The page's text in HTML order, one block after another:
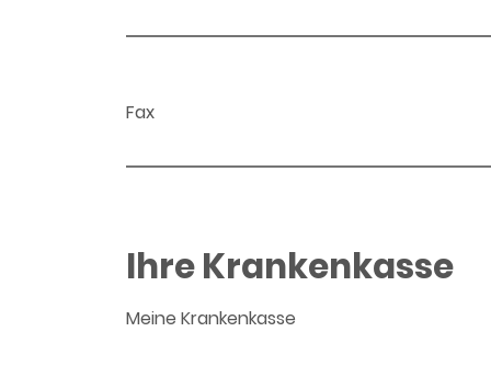
Fax
Ihre Krankenkasse
Meine Krankenkasse